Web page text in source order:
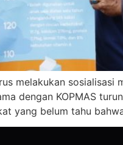
melakukan
dengan KOPMAS
yang belum tahu